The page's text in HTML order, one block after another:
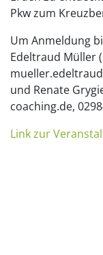
Pkw zum
Um Anmeldung
Edeltraud Müller
und Renate
coaching.de,
Link zur